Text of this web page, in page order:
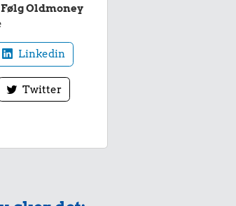
Følg Oldmoney
Linkedin
Twitter